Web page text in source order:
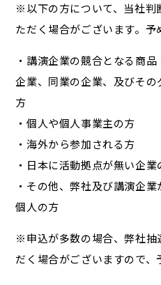
※以下の方について、当社判
ただく場合がございます。予
・講演企業の競合となる商
企業、同業の企業、及びそ
方
・個人や個人事業主の方
・海外から参加される方
・日本に活動拠点が無い企業
・その他、弊社及び講演企
個人の方
※申込が多数の場合、弊社抽
だく場合がございますので、